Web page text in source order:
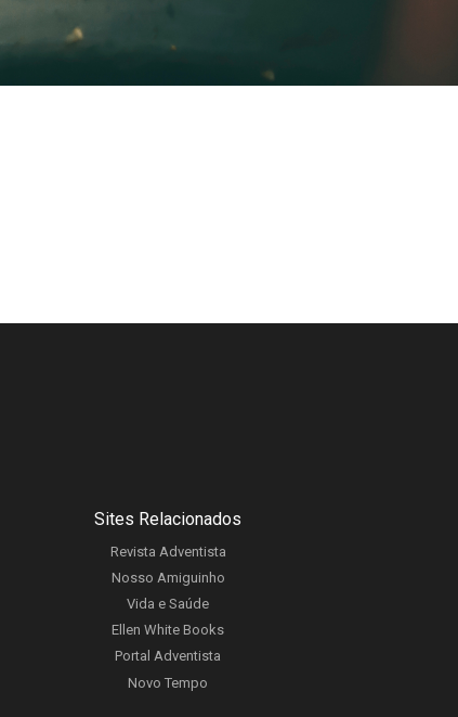
Sites Relacionados
Revista Adventista
Nosso Amiguinho
Vida e Saúde
Ellen White Books
Portal Adventista
Novo Tempo